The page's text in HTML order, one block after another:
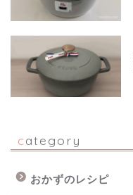
category
おかずのレシピ